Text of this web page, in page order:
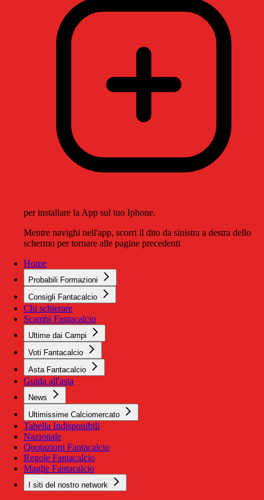
per installare la App sul tuo Iphone.
Mentre navighi nell'app, scorri il dito da sinistra a destra dello
schermo per tornare alle pagine precedenti
Home
Probabili Formazioni
Consigli Fantacalcio
Chi schierare
Scambi Fantacalcio
Ultime dai Campi
Voti Fantacalcio
Asta Fantacalcio
Guida all'asta
News
Ultimissime Calciomercato
Tabella Indisponibili
Nazionale
Quotazioni Fantacalcio
Regole Fantacalcio
Maglie Fantacalcio
I siti del nostro network